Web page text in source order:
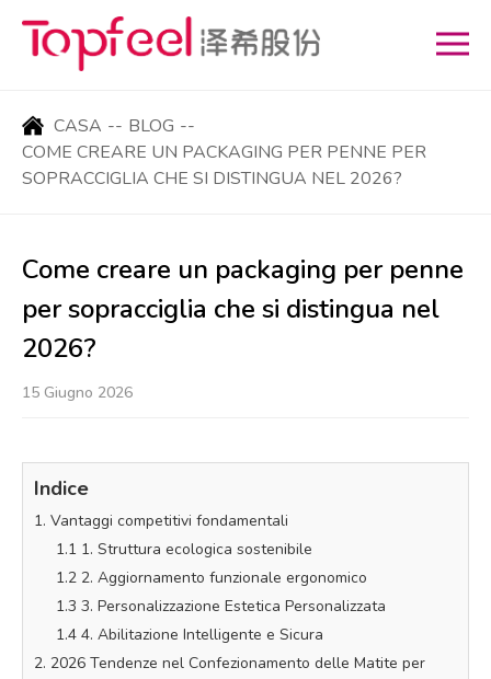
CASA -- BLOG --
COME CREARE UN PACKAGING PER PENNE PER
SOPRACCIGLIA CHE SI DISTINGUA NEL 2026?
Come creare un packaging per penne
per sopracciglia che si distingua nel
2026?
15 Giugno 2026
Indice
1. Vantaggi competitivi fondamentali
1.1 1. Struttura ecologica sostenibile
1.2 2. Aggiornamento funzionale ergonomico
1.3 3. Personalizzazione Estetica Personalizzata
1.4 4. Abilitazione Intelligente e Sicura
2. 2026 Tendenze nel Confezionamento delle Matite per